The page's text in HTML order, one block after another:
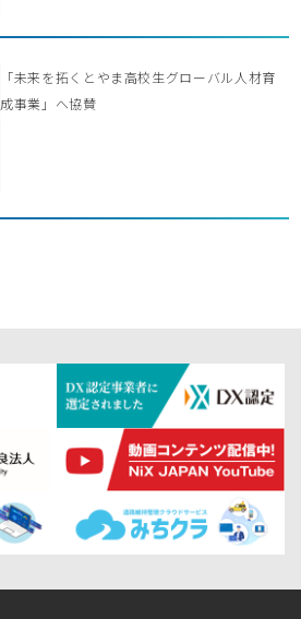
「未来を拓くとやま高校生グローバル人材育
成事業」へ協賛